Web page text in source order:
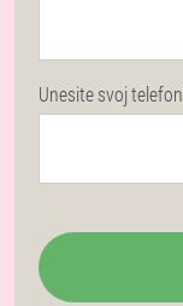
Unesite svoj telefon